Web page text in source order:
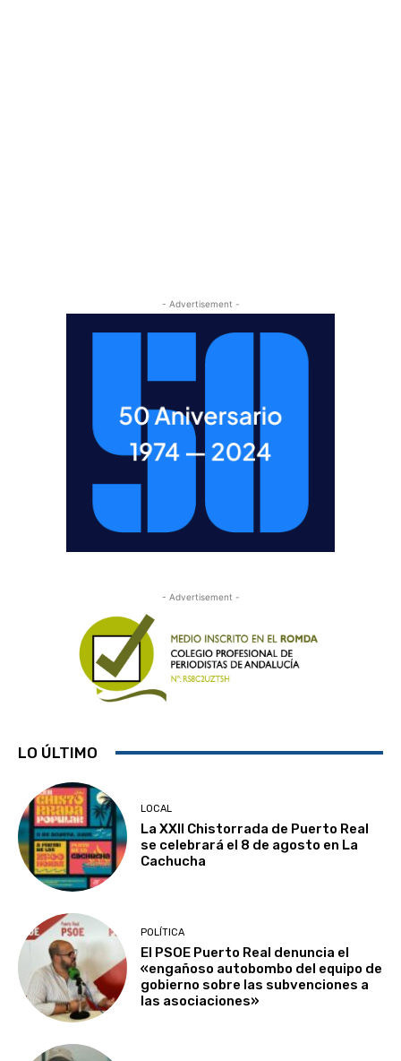
- Advertisement -
- Advertisement -
LO ÚLTIMO
LOCAL
La XXII Chistorrada de Puerto Real
se celebrará el 8 de agosto en La
Cachucha
POLÍTICA
El PSOE Puerto Real denuncia el
«engañoso autobombo del equipo de
gobierno sobre las subvenciones a
las asociaciones»